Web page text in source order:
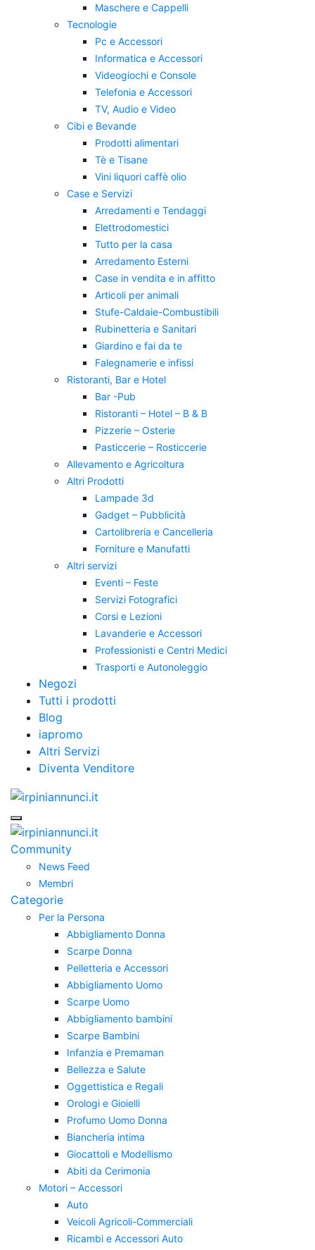
Maschere e Cappelli
Tecnologie
Pc e Accessori
Informatica e Accessori
Videogiochi e Console
Telefonia e Accessori
TV, Audio e Video
Cibi e Bevande
Prodotti alimentari
Tè e Tisane
Vini liquori caffè olio
Case e Servizi
Arredamenti e Tendaggi
Elettrodomestici
Tutto per la casa
Arredamento Esterni
Case in vendita e in affitto
Articoli per animali
Stufe-Caldaie-Combustibili
Rubinetteria e Sanitari
Giardino e fai da te
Falegnamerie e infissi
Ristoranti, Bar e Hotel
Bar -Pub
Ristoranti – Hotel – B & B
Pizzerie – Osterie
Pasticcerie – Rosticcerie
Allevamento e Agricoltura
Altri Prodotti
Lampade 3d
Gadget – Pubblicità
Cartolibreria e Cancelleria
Forniture e Manufatti
Altri servizi
Eventi – Feste
Servizi Fotografici
Corsi e Lezioni
Lavanderie e Accessori
Professionisti e Centri Medici
Trasporti e Autonoleggio
Negozi
Tutti i prodotti
Blog
iapromo
Altri Servizi
Diventa Venditore
Community
News Feed
Membri
Categorie
Per la Persona
Abbigliamento Donna
Scarpe Donna
Pelletteria e Accessori
Abbigliamento Uomo
Scarpe Uomo
Abbigliamento bambini
Scarpe Bambini
Infanzia e Premaman
Bellezza e Salute
Oggettistica e Regali
Orologi e Gioielli
Profumo Uomo Donna
Biancheria intima
Giocattoli e Modellismo
Abiti da Cerimonia
Motori – Accessori
Auto
Veicoli Agricoli-Commerciali
Ricambi e Accessori Auto